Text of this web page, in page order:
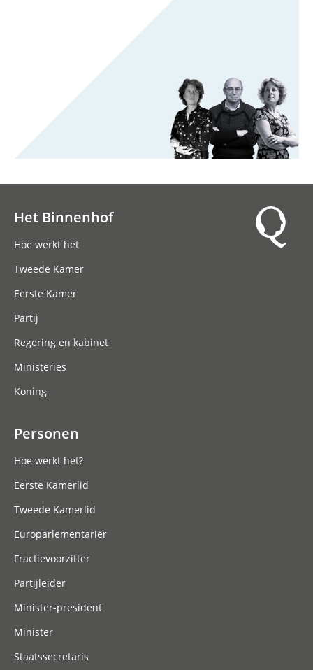
Het Binnenhof
Hoe werkt het
Tweede Kamer
Eerste Kamer
Partij
Regering en kabinet
Ministeries
Koning
Personen
Hoe werkt het?
Eerste Kamerlid
Tweede Kamerlid
Europarlementariër
Fractievoorzitter
Partijleider
Minister-president
Minister
Staatssecretaris